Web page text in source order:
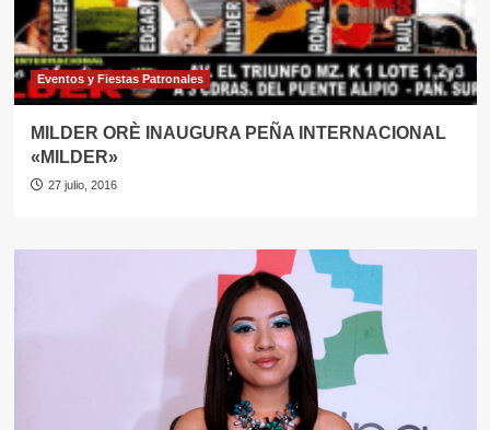
Eventos y Fiestas Patronales
MILDER ORÈ INAUGURA PEÑA INTERNACIONAL
«MILDER»
27 julio, 2016